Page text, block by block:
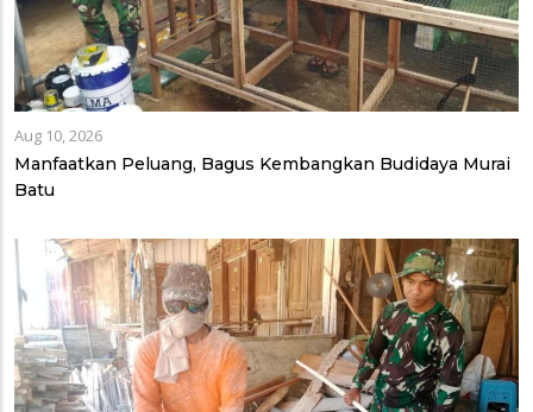
Aug 10, 2026
Manfaatkan Peluang, Bagus Kembangkan Budidaya Murai
Batu